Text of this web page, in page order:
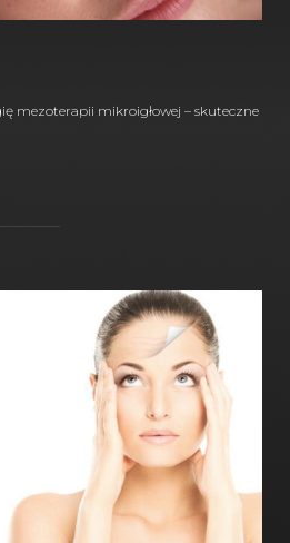
mezoterapii mikroigłowej – skuteczne